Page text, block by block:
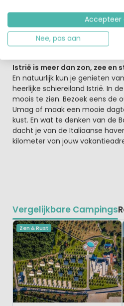
dus vergeet je boek niet.
door de grote ramen een
omgeving. Verder kun je op dit
lekker hapje en drankje in het
Istrië is meer dan zon, zee en
En natuurlijk kun je genieten
heerlijke schiereiland Istrië. In
moois te zien. Bezoek eens de
Umag of maak een mooie
kust. En wat te denken van de
dacht je van de Italiaanse
kilometer van jouw
Vergelijkbare Campings
Zen & Rust
Accepteer
Nee, pas aan